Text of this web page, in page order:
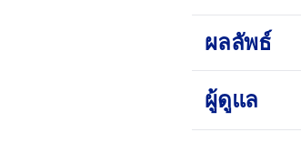
ผลลัพธ์
ผู้ดูแล